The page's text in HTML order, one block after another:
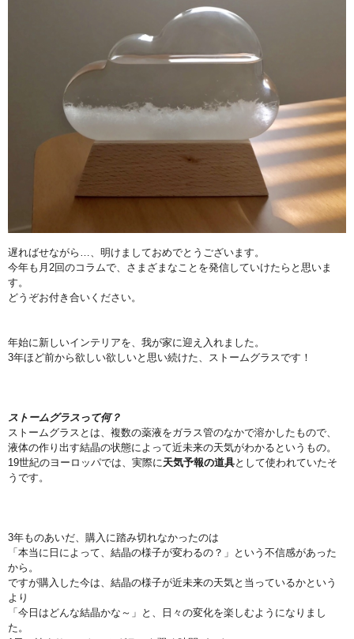
遅ればせながら…、明けましておめでとうございます。
今年も月2回のコラムで、さまざまなことを発信していけたらと思いま
す。
どうぞお付き合いください。
年始に新しいインテリアを、我が家に迎え入れました。
3年ほど前から欲しい欲しいと思い続けた、ストームグラスです！
ストームグラスって何？
ストームグラスとは、複数の薬液をガラス管のなかで溶かしたもので、
液体の作り出す結晶の状態によって近未来の天気がわかるというもの。
19世紀のヨーロッパでは、実際に 天気予報の道具として使われていたそ
うです。
3年ものあいだ、購入に踏み切れなかったのは
「本当に日によって、結晶の様子が変わるの？」という不信感があった
から。
ですが購入した今は、結晶の様子が近未来の天気と当っているかという
より
「今日はどんな結晶かな～」と、日々の変化を楽しむようになりまし
た。